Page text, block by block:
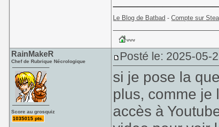
Le Blog de Batbad -Compte sur
RainMakeR
Chef de Rubrique Nécrologique
Score au grosquiz
1035015 pts.
Posté le: 2025-05-
si je pose la
plus, comme je
accès à